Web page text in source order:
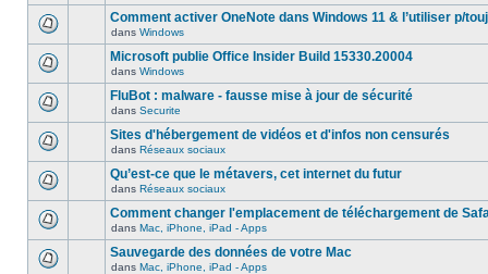
Comment activer OneNote dans Windows 11 & l’utiliser p/touj
dans Windows
Microsoft publie Office Insider Build 15330.20004
dans Windows
FluBot : malware - fausse mise à jour de sécurité
dans Securite
Sites d'hébergement de vidéos et d'infos non censurés
dans Réseaux sociaux
Qu’est-ce que le métavers, cet internet du futur
dans Réseaux sociaux
Comment changer l'emplacement de téléchargement de
dans Mac, iPhone, iPad - Apps
Sauvegarde des données de votre Mac
dans Mac, iPhone, iPad - Apps